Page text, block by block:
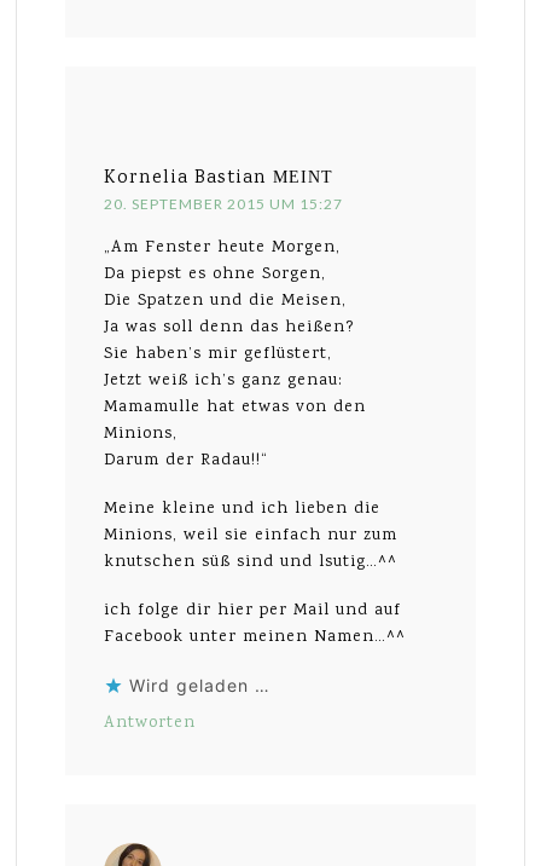
Kornelia Bastian MEINT
20. SEPTEMBER 2015 UM 15:27
„Am Fenster heute Morgen,
Da piepst es ohne Sorgen,
Die Spatzen und die Meisen,
Ja was soll denn das heißen?
Sie haben’s mir geflüstert,
Jetzt weiß ich’s ganz genau:
Mamamulle hat etwas von den
Minions,
Darum der Radau!!“
Meine kleine und ich lieben die
Minions, weil sie einfach nur zum
knutschen süß sind und lsutig…^^
ich folge dir hier per Mail und auf
Facebook unter meinen Namen…^^
Wird geladen …
Antworten